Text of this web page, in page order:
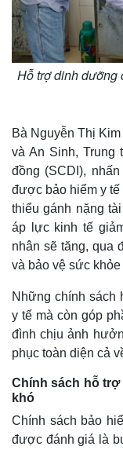
Pháp luật
Vụ án
Tin nóng
Hỗ trợ dinh dưỡng
Bà Nguyễn Thị
và An Sinh, Trung
đồng (SCDI),
được bảo hiểm y tế
thiểu gánh nặng
áp lực kinh tế
nhân sẽ tăng, qua
và bảo vệ sức
Những chính sách
y tế mà còn góp
đình chịu ảnh
phục toàn diện cả
Chính sách hỗ
khó
Chính sách bảo
được đánh giá là